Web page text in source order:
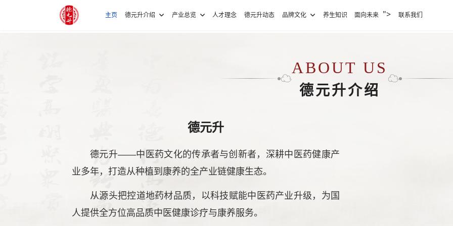
主页 德元升介绍 产业总览 人才理念 德元升动态 品牌文化 养生知识 面向未来 "> 联系我们
☁
ABOUT US
德元升介绍
☁
德元升
德元升——中医药文化的传承者与创新者，深耕中医药健康产
业多年，打造从种植到康养的全产业链健康生态。
从源头把控道地药材品质，以科技赋能中医药产业升级，为国
人提供全方位高品质中医健康诊疗与康养服务。